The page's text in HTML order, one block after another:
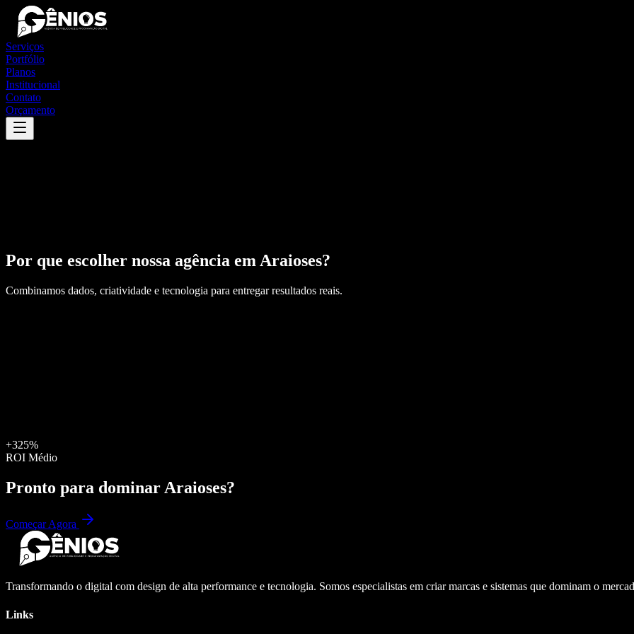
Serviços
Portfólio
Planos
Institucional
Contato
Orçamento
Por que escolher nossa agência em Araioses?
Combinamos dados, criatividade e tecnologia para entregar resultados reais.
+325%
ROI Médio
Pronto para dominar Araioses?
Começar Agora
Transformando o digital com design de alta performance e tecnologia. Somos especialistas em criar marcas e sistemas que dominam o
Links